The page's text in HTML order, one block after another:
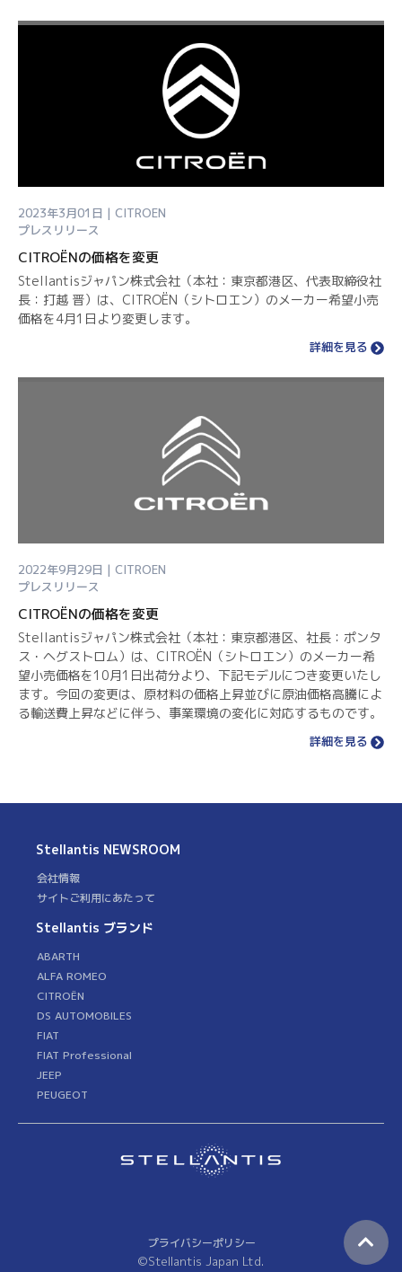
2023年3月01日 | CITROEN
プレスリリース
CITROËNの価格を変更
Stellantisジャパン株式会社（本社：東京都港区、代表取締役社
長：打越 晋）は、CITROËN（シトロエン）のメーカー希望小売
価格を4月1日より変更します。
詳細を見る
2022年9月29日 | CITROEN
プレスリリース
CITROËNの価格を変更
Stellantisジャパン株式会社（本社：東京都港区、社長：ポンタ
ス・ヘグストロム）は、CITROËN（シトロエン）のメーカー希
望小売価格を10月1日出荷分より、下記モデルにつき変更いたし
ます。今回の変更は、原材料の価格上昇並びに原油価格高騰によ
る輸送費上昇などに伴う、事業環境の変化に対応するものです。
詳細を見る
Stellantis NEWSROOM
会社情報
サイトご利用にあたって
Stellantis ブランド
ABARTH
ALFA ROMEO
CITROËN
DS AUTOMOBILES
FIAT
FIAT Professional
JEEP
PEUGEOT
©Stellantis Japan Ltd.
プライバシーポリシー